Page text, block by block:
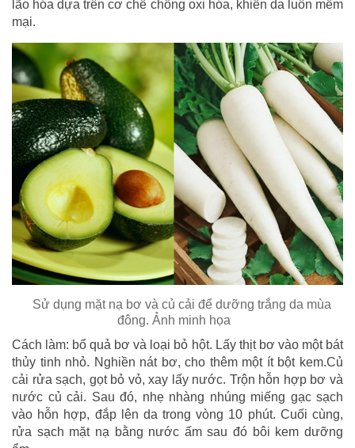
lão hóa dựa trên cơ chế chống oxi hóa, khiến da luôn mềm
mại.
Sử dụng mặt nạ bơ và củ cải để dưỡng trắng da mùa
đông. Ảnh minh họa
Cách làm: bổ quả bơ và loại bỏ hột. Lấy thịt bơ vào một bát
thủy tinh nhỏ. Nghiền nát bơ, cho thêm một ít bột kem.Củ
cải rửa sạch, gọt bỏ vỏ, xay lấy nước. Trộn hỗn hợp bơ và
nước củ cải. Sau đó, nhẹ nhàng nhúng miếng gạc sạch
vào hỗn hợp, đắp lên da trong vòng 10 phút. Cuối cùng,
rửa sạch mặt nạ bằng nước ấm sau đó bôi kem dưỡng